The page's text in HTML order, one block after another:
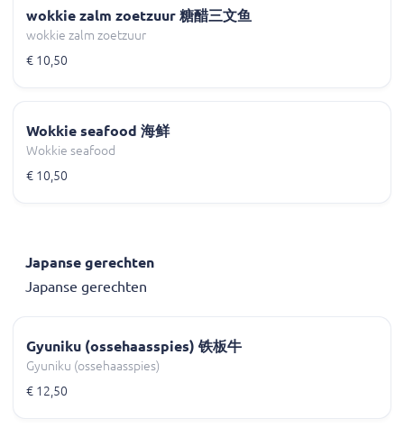
wokkie zalm zoetzuur 糖醋三文鱼
wokkie zalm zoetzuur
€ 10,50
Wokkie seafood 海鲜
Wokkie seafood
€ 10,50
Japanse gerechten
Japanse gerechten
Gyuniku (ossehaasspies) 铁板牛
Gyuniku (ossehaasspies)
€ 12,50